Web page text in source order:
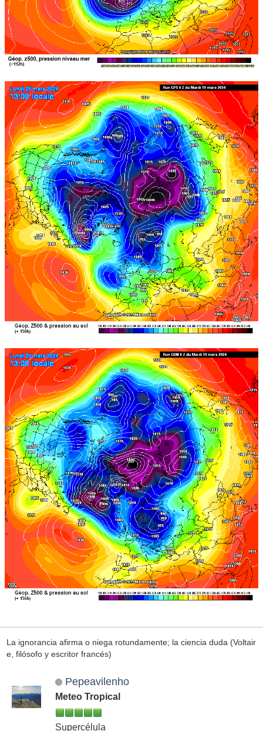
La ignorancia afirma o niega rotundamente; la ciencia duda (Voltair
e, filósofo y escritor francés)
Pepeavilenho
Meteo Tropical
Supercélula